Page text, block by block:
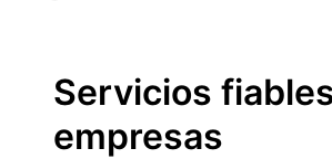
Servicios
empresas